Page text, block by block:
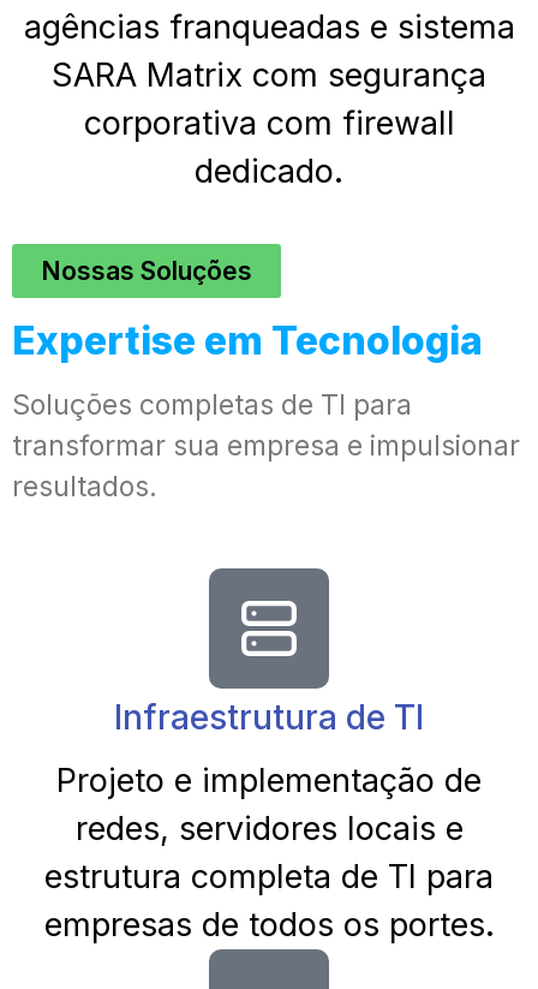
agências franqueadas e sistema
SARA Matrix com segurança
corporativa com firewall
dedicado.
Nossas Soluções
Expertise em Tecnologia
Soluções completas de TI para
transformar sua empresa e impulsionar
resultados.
Infraestrutura de TI
Projeto e implementação de
redes, servidores locais e
estrutura completa de TI para
empresas de todos os portes.